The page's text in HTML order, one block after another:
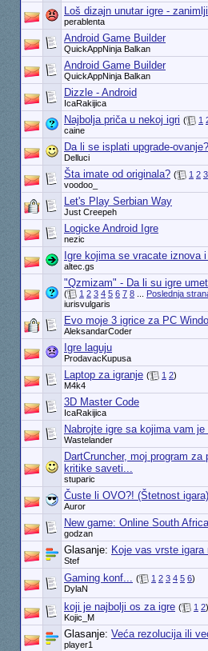
Loš dizajn unutar igre -
perablenta
Android Game Builder
QuickAppNinja Balkan
Android Game Builder
QuickAppNinja Balkan
Dizzle - Android
IcaRakijica
Najbolja priča u nekoj igri ( 1
caine
Da li se isplati upgrade-ovanje?
Delluci
Šta imate od originala? ( 1 2 3
voodoo_
Let's Play Serbian Way
Just Creepeh
Logicke Android Igre
nezic
Igre kojima se vracate iznova
altec.gs
"Qzmizam" - Da li su igre
( 1 2 3 4 5 6 7 8... Poslednja
iurisvulgaris
Evo moje 3 igrice za PC
AleksandarCoder
Igre laguju
ProdavacKupusa
Laptop za igranje ( 1 2)
M4k4
3D Master Code
IcaRakijica
Nabrojte igre sa kojima vam
Wastelander
DartCruncher, moj program
kritike saveti...
stuparic
Čuste li OVO?! (Štetnost igara)
Auror
New game: Online South
godzan
Glasanje: Koje vas vrste
Stef
Gaming konf... ( 1 2 3 4 5 6)
DylaN
koji je najbolji os za igre ( 1 2)
Kojic_M
Glasanje: Veća rezolucija ili
player1